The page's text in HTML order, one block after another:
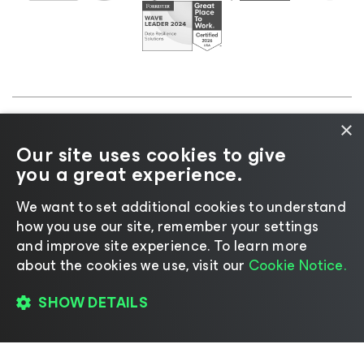
Aviso de cookies|Legal|Política de licencias
Recursos para proveedores
Cambiar idioma
×
Our site uses cookies to give
you a great experience.
We want to set additional cookies to understand
how you use our site, remember your settings
and improve site experience. ​To learn more
about the cookies we use, visit our Cookie Notice.
SHOW DETAILS